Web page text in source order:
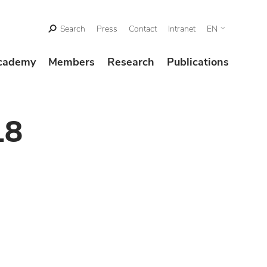
Search Press Contact Intranet EN
Members Research Publications